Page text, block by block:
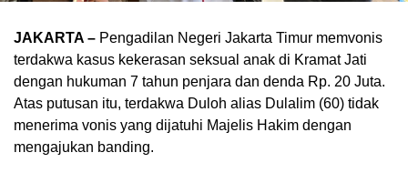
JAKARTA – Pengadilan Negeri Jakarta Timur memvonis
terdakwa kasus kekerasan seksual anak di Kramat Jati
dengan hukuman 7 tahun penjara dan denda Rp. 20 Juta.
Atas putusan itu, terdakwa Duloh alias Dulalim (60) tidak
menerima vonis yang dijatuhi Majelis Hakim dengan
mengajukan banding.